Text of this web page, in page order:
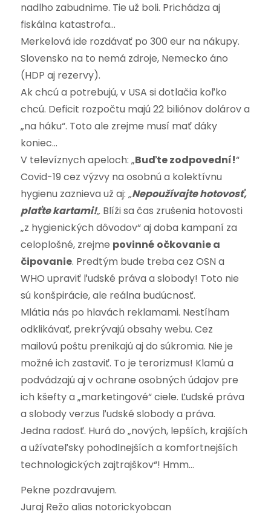
nadlho zabudnime. Tie už boli. Prichádza aj
fiskálna katastrofa…
Merkelová ide rozdávať po 300 eur na nákupy.
Slovensko na to nemá zdroje, Nemecko áno
(HDP aj rezervy).
Ak chcú a potrebujú, v USA si dotlačia koľko
chcú. Deficit rozpočtu majú 22 biliónov dolárov a
„na háku“. Toto ale zrejme musí mať dáky
koniec…
V televíznych apeloch: „Buďte zodpovední!“
Covid-19 cez výzvy na osobnú a kolektívnu
hygienu zaznieva už aj: „Nepoužívajte hotovosť,
plaťte kartami!„Blíži sa čas zrušenia hotovosti
„z hygienických dôvodov“ aj doba kampaní za
celoplošné, zrejme povinné očkovanie a
čipovanie. Predtým bude treba cez OSN a
WHO upraviť ľudské práva a slobody! Toto nie
sú konšpirácie, ale reálna budúcnosť.
Mlátia nás po hlavách reklamami. Nestíham
odklikávať, prekrývajú obsahy webu. Cez
mailovú poštu prenikajú aj do súkromia. Nie je
možné ich zastaviť. To je terorizmus! Klamú a
podvádzajú aj v ochrane osobných údajov pre
ich kšefty a „marketingové“ ciele. Ľudské práva
a slobody verzus ľudské slobody a práva.
Jedna radosť. Hurá do „nových, lepších, krajších
a užívateľsky pohodlnejších a komfortnejších
technologických zajtrajškov“! Hmm…
Pekne pozdravujem.
Juraj Režo alias notorickyobcan